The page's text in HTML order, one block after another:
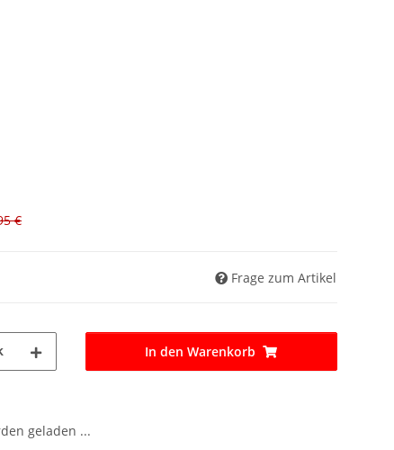
€
Frage zum Artikel
In den Warenkorb
geladen ...